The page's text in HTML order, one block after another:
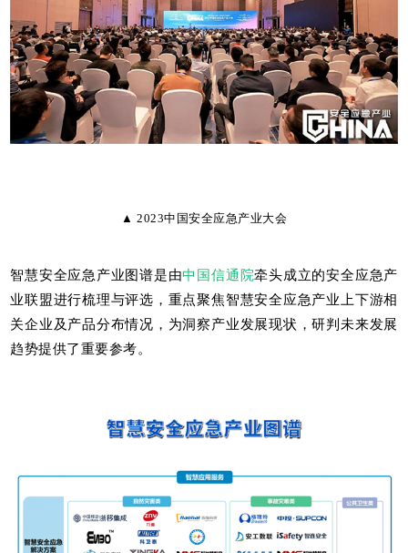
▲ 2023中国安全应急产业大会
智慧安全应急产业图谱是由中国信通院牵头成立的安全应急产
业联盟进行梳理与评选，重点聚焦智慧安全应急产业上下游相
关企业及产品分布情况，为洞察产业发展现状，研判未来发展
趋势提供了重要参考。